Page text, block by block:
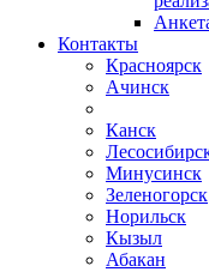
Контакты
Красноярск
Ачинск
Канск
Минусинск
Зеленогорск
Норильск
Кызыл
Абакан